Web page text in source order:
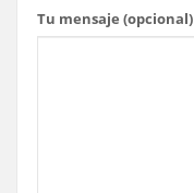
Tu mensaje (opcional)